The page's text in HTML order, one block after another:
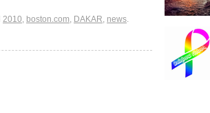
2010, boston.com, DAKAR, news.